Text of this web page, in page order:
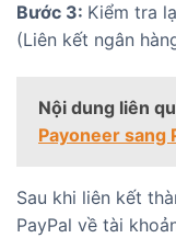
Bước 3: Kiểm tra
(Liên kết ngân
Nội dung liên
Payoneer sang
Sau khi liên kết
PayPal về tài